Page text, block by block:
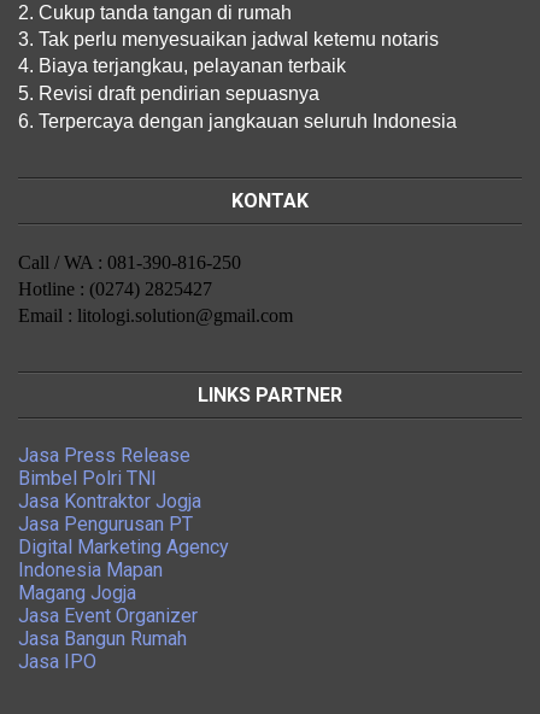
2. Cukup tanda tangan di rumah
3. Tak perlu menyesuaikan jadwal ketemu notaris
4. Biaya terjangkau, pelayanan terbaik
5. Revisi draft pendirian sepuasnya
6. Terpercaya dengan jangkauan seluruh Indonesia
KONTAK
Call / WA : 081-390-816-250
Hotline : (0274) 2825427
Email : litologi.solution@gmail.com
LINKS PARTNER
Jasa Press Release
Bimbel Polri TNI
Jasa Kontraktor Jogja
Jasa Pengurusan PT
Digital Marketing Agency
Indonesia Mapan
Magang Jogja
Jasa Event Organizer
Jasa Bangun Rumah
Jasa IPO